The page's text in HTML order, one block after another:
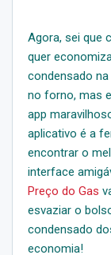
Agora, sei que
quer
condensado
no forno, mas
app
aplicativo é a
encontrar o
interface
Preço do Gas
esvaziar o
condensado
economia!